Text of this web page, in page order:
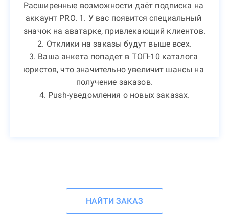
Расширенные возможности даёт подписка на
аккаунт PRO. 1. У вас появится специальный
значок на аватарке, привлекающий клиентов.
2. Отклики на заказы будут выше всех.
3. Ваша анкета попадет в ТОП-10 каталога
юристов, что значительно увеличит шансы на
получение заказов.
4. Push-уведомления о новых заказах.
НАЙТИ ЗАКАЗ